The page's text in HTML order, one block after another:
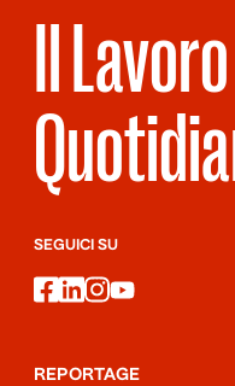
Il Lavoro
SEGUICI SU
facebook
linkedin
instagram
youtube
REPORTAGE